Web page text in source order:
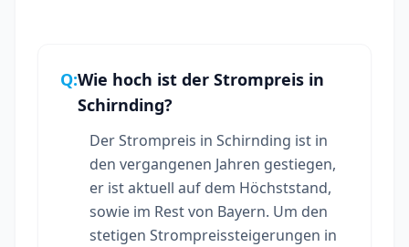
Q:Wie hoch ist der Strompreis in
Schirnding?
Der Strompreis in Schirnding ist in
den vergangenen Jahren gestiegen,
er ist aktuell auf dem Höchststand,
sowie im Rest von Bayern. Um den
stetigen Strompreissteigerungen in